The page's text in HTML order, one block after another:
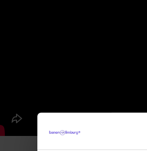
Ervaring in recreatie, animatie of
zangervaring!Maar jouw ongekende